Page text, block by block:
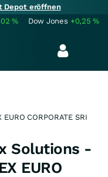
Depot eröffnen
% Dow Jones +0,25%
CORPORATE SRI
Solutions -
EURO